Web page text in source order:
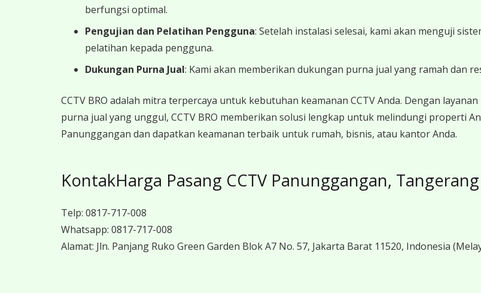
berfungsi optimal.
Pengujian dan Pelatihan Pengguna: Setelah instalasi selesai, kami akan menguji
pelatihan kepada pengguna.
Dukungan Purna Jual: Kami akan memberikan dukungan purna jual yang ramah dan
CCTV BRO adalah mitra terpercaya untuk kebutuhan keamanan CCTV Anda. Dengan
purna jual yang unggul, CCTV BRO memberikan solusi lengkap untuk melindungi properti
Panunggangan dan dapatkan keamanan terbaik untuk rumah, bisnis, atau kantor Anda.
KontakHarga Pasang CCTV Panunggangan, Tangerang
Telp: 0817-717-008
Whatsapp: 0817-717-008
Alamat: Jln. Panjang Ruko Green Garden Blok A7 No. 57, Jakarta Barat 11520, Indonesia